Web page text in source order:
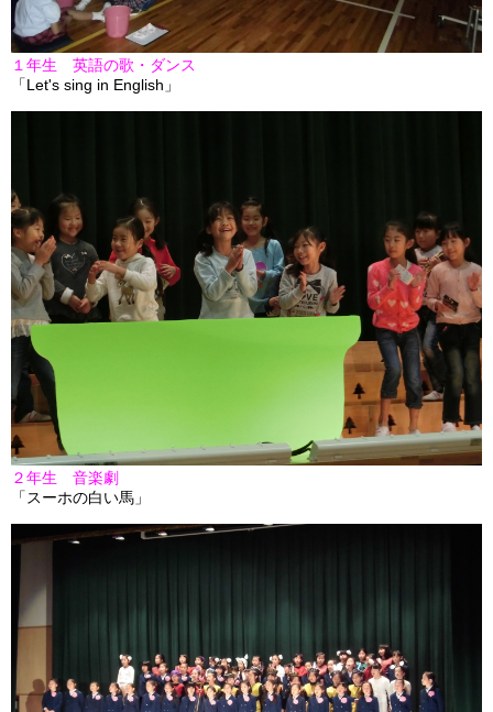
１年生 英語の歌・ダンス
「Let's sing in English」
２年生 音楽劇
「スーホの白い馬」